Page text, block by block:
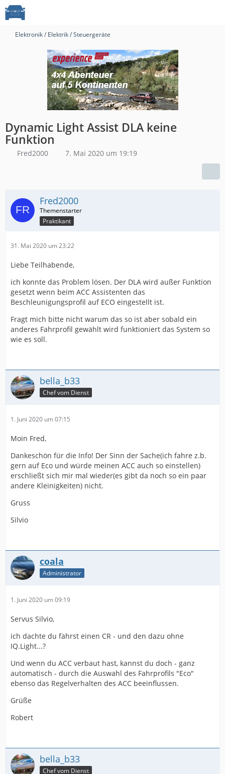
Elektronik / Elektrik / Steuergeräte
Dynamic Light Assist DLA keine
Funktion
Fred2000 7. Mai 2020 um 19:19
Fred2000
Praktikant
31. Mai 2020 um 23:22
Liebe Teilhabende,
ich konnte das Problem lösen. Der DLA wird außer Funktion
gesetzt wenn beim ACC Assistenten das
Beschleunigungsprofil auf ECO eingestellt ist.
Fragt mich bitte nicht warum das so ist aber sobald ein
anderes Fahrprofil gewählt wird funktioniert das System so
wie es soll.
bella_b33
Chef vom Dienst
1. Juni 2020 um 07:15
Moin Fred,
Dankeschön für die Info! Der Sinn der Sache(ich fahre z.b.
gern auf Eco und würde meinen ACC auch so einstellen)
erschließt sich mir mal wieder(es gibt da noch so ein paar
andere Kleinigkeiten) nicht.
Gruss
Silvio
coala
Administrator
1. Juni 2020 um 09:19
Servus Silvio,
ich dachte du fährst einen CR - und den dazu ohne
IQ.Light...?
Und wenn du ACC verbaut hast, kannst du doch - ganz
automatisch - durch die Auswahl des Fahrprofils "Eco"
ebenso das Regelverhalten des ACC beeinflussen.
Grüße
Robert
bella_b33
Chef vom Dienst